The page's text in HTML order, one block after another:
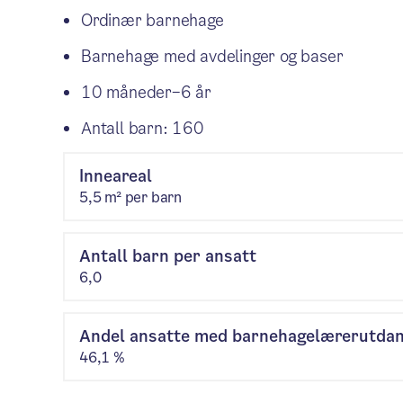
Ordinær barnehage
Barnehage med avdelinger og baser
10 måneder–6 år
Antall barn: 160
Inneareal
5,5 m² per barn
Antall barn per ansatt
6,0
Andel ansatte med
46,1 %